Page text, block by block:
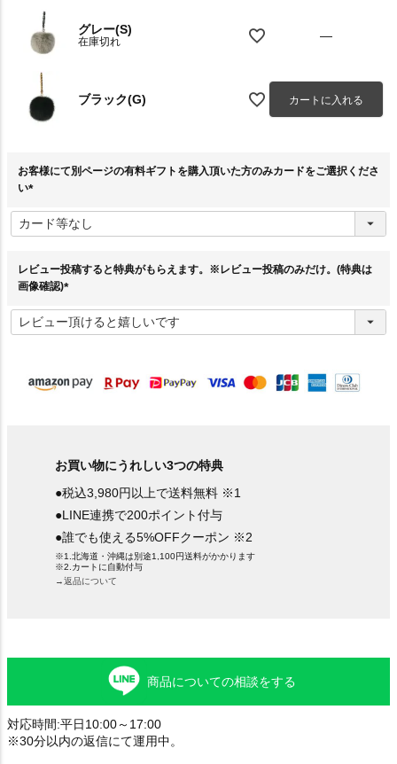
グレー(S)
在庫切れ —
ブラック(G) カートに入れる
お客様にて別ページの有料ギフトを購入頂いた方のみカードをご選択くださ
い
必
須
レビュー投稿すると特典がもらえます。※レビュー投稿のみだけ。(特典は
画像確認)
必
須
お買い物にうれしい3つの特典
●税込3,980円以上で送料無料 ※1
●LINE連携で200ポイント付与
●誰でも使える5%OFFクーポン ※2
※1.北海道・沖縄は別途1,100円送料がかかります
※2.カートに自動付与
→返品について
商品についての相談をする
対応時間:平日10:00～17:00
※30分以内の返信にて運用中。